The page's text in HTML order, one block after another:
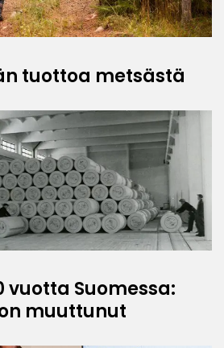
tuottoa metsästä
vuotta Suomessa:
muuttunut